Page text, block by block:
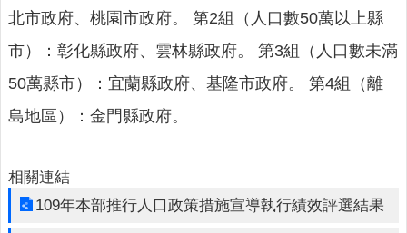
計
最
消
息
開
資
訊
北市政府、桃園市政府。 第2組（人口數50萬以上縣
市）：彰化縣政府、雲林縣政府。 第3組（人口數未滿
50萬縣市）：宜蘭縣政府、基隆市政府。 第4組（離
島地區）：金門縣政府。
相關連結
109年本部推行人口政策措施宣導執行績效評選結果